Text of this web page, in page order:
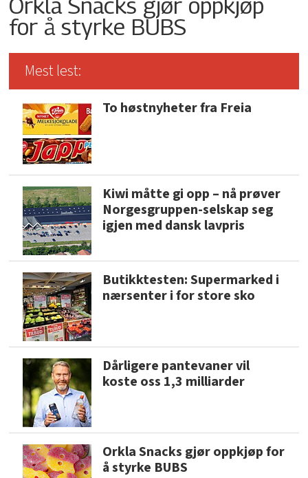
for å styrke BUBS
Mest lest:
To høstnyheter fra Freia
Kiwi måtte gi opp – nå prøver
Norgesgruppen-selskap seg
igjen med dansk lavpris
Butikktesten: Supermarked i
nærsenter i for store sko
Dårligere pantevaner vil
koste oss 1,3 milliarder
Orkla Snacks gjør oppkjøp for
å styrke BUBS